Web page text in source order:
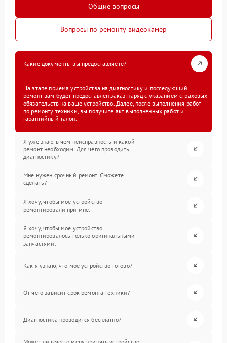
Общие вопросы
Вопросы по ремонту видеокамер
Какие документы вы предоставляете?
На этапе приема устройства на диагностику и последующий
ремонт вам будет предоставлен заказ-наряд с указанием страховых
обязательств на ваше устройство. Далее, после выполнения работ
по ремонту техники, вы получите акт выполненных работ и
гарантийный талон.
Я уже знаю в чем неисправность и какой
ремонт необходим. Для чего проводить
диагностику?
Мне нужен срочный ремонт. Сможете
сделать?
Я хочу, чтобы мое устройство
ремонтировали при мне.
Я хочу, чтобы мое устройство
ремонтировалось только оригинальными
запчастями.
Как я узнаю, что мое устройство готово?
От чего зависит срок ремонта техники?
Диагностика проводится бесплатно?